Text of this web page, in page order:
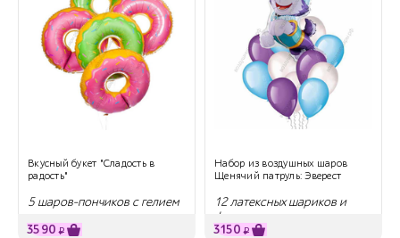
Вкусный букет "Сладость в
радость"
5 шаров-пончиков с гелием
3590 ₽
Набор из воздушных шаров
Щенячий патруль: Эверест
12 латексных шариков и
фигура
3150 ₽